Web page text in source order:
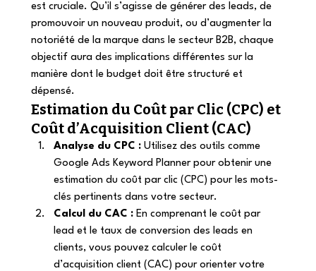
est cruciale. Qu’il s’agisse de générer des leads, de
promouvoir un nouveau produit, ou d’augmenter la
notoriété de la marque dans le secteur B2B, chaque
objectif aura des implications différentes sur la
manière dont le budget doit être structuré et
dépensé.
Estimation du Coût par Clic (CPC) et
Coût d’Acquisition Client (CAC)
Analyse du CPC : Utilisez des outils comme
Google Ads Keyword Planner pour obtenir une
estimation du coût par clic (CPC) pour les mots-
clés pertinents dans votre secteur.
Calcul du CAC : En comprenant le coût par
lead et le taux de conversion des leads en
clients, vous pouvez calculer le coût
d’acquisition client (CAC) pour orienter votre